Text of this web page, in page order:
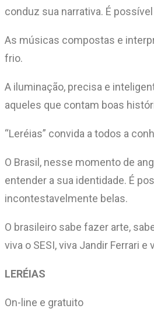
conduz sua narrativa. É
As músicas compostas e
frio.
A iluminação, precisa e
aqueles que contam boas
“Leréias” convida a todos a
O Brasil, nesse momento de
entender a sua identidade. É
incontestavelmente belas.
O brasileiro sabe fazer arte,
viva o SESI, viva Jandir Ferrari e
LERÉIAS
On-line e gratuito